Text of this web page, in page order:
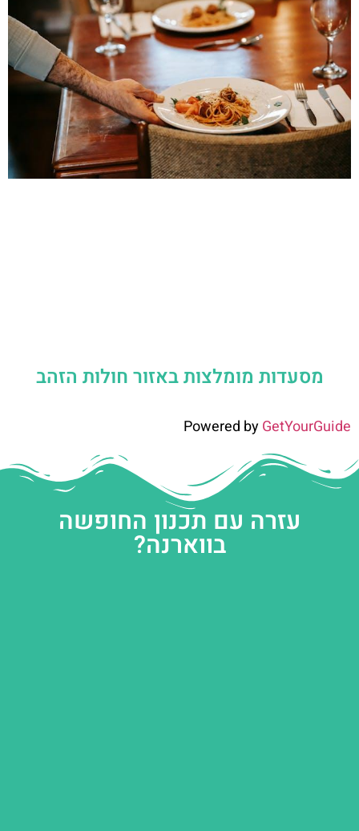
מסעדות מומלצות באזור חולות הזהב
Powered byGetYourGuide
עזרה עם תכנון החופשה
בווארנה?